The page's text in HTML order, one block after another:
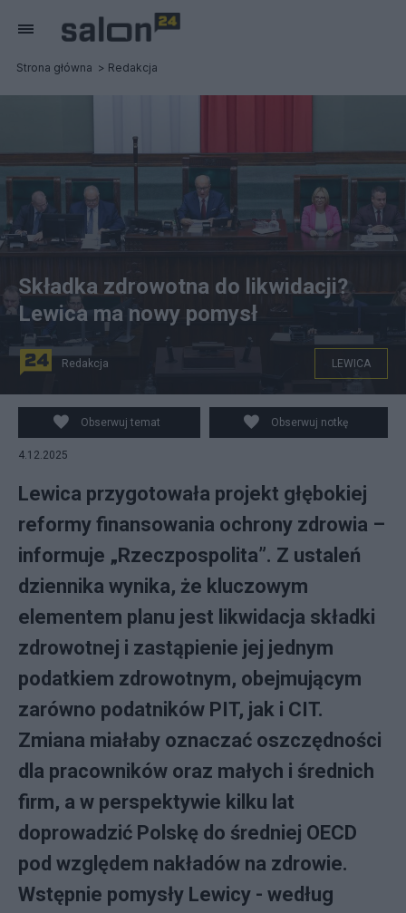
Strona główna Redakcja
Składka zdrowotna do likwidacji?
Lewica ma nowy pomysł
Redakcja LEWICA
Obserwuj temat Obserwuj notkę
4.12.2025
Lewica przygotowała projekt głębokiej
reformy finansowania ochrony zdrowia –
informuje „Rzeczpospolita”. Z ustaleń
dziennika wynika, że kluczowym
elementem planu jest likwidacja składki
zdrowotnej i zastąpienie jej jednym
podatkiem zdrowotnym, obejmującym
zarówno podatników PIT, jak i CIT.
Zmiana miałaby oznaczać oszczędności
dla pracowników oraz małych i średnich
firm, a w perspektywie kilku lat
doprowadzić Polskę do średniej OECD
pod względem nakładów na zdrowie.
Wstępnie pomysły Lewicy - według